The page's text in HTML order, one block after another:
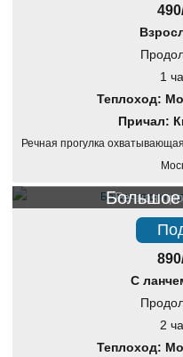
1
Теплоход:
Причал:
Речная прогулка
Речная
Большое
С
2
Теплоход: